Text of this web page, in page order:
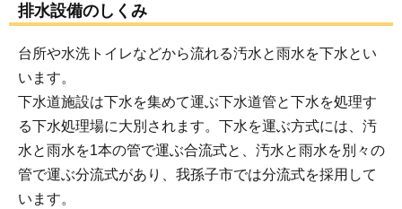
排水設備のしくみ
台所や水洗トイレなどから流れる汚水と雨水を下水とい
います。
下水道施設は下水を集めて運ぶ下水道管と下水を処理す
る下水処理場に大別されます。下水を運ぶ方式には、汚
水と雨水を1本の管で運ぶ合流式と、汚水と雨水を別々の
管で運ぶ分流式があり、我孫子市では分流式を採用して
います。